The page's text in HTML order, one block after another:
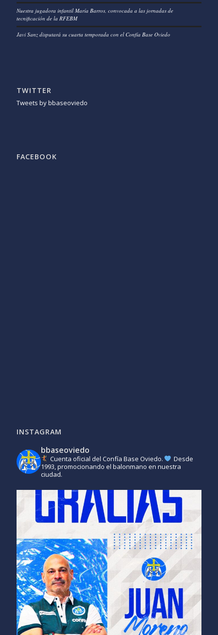
Nuestra jugadora infantil María Barros, convocada a las jornadas de
tecnificación de la RFEBM
Javi Sanz disputará su cuarta temporada con el Confía Base Oviedo
TWITTER
Tweets by bbaseoviedo
FACEBOOK
INSTAGRAM
bbaseoviedo
Cuenta oficial del Confía Base Oviedo.
Desde
1993, promocionando el balonmano en nuestra
ciudad.